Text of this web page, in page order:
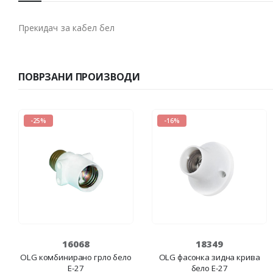
Прекидач за кабел бел
ПОВРЗАНИ ПРОИЗВОДИ
-25%
16068
OLG комбинирано грло бело
Е-27
-16%
18349
OLG фасонка зидна крива
бело E-27